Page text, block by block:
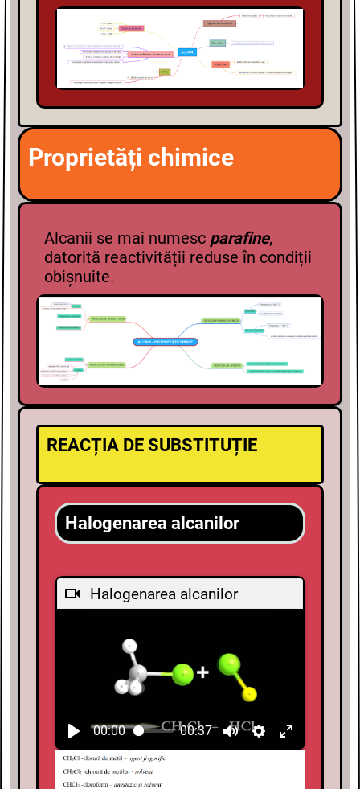
Proprietăți chimice
Alcanii se mai numesc parafine,
datorită reactivității reduse în condiții
obișnuite.
REACȚIA DE SUBSTITUȚIE
Halogenarea alcanilor
Halogenarea alcanilor
00:00 00:37